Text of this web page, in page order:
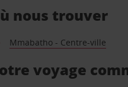
nous trouver
Mmabatho - Centre-ville
voyage